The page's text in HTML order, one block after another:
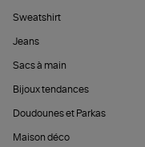
Sweatshirt
Jeans
Sacs à main
Bijoux tendances
Doudounes et Parkas
Maison déco